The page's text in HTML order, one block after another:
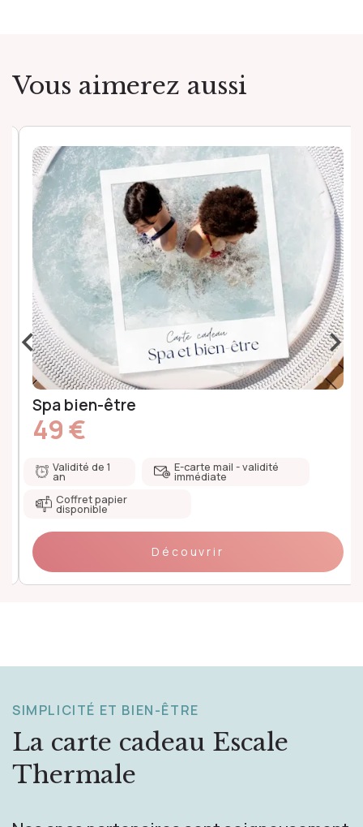
Vous aimerez aussi
Spa bien-être
49 €
Validité de 1
an
E-carte mail - validité
immédiate
Coffret papier
disponible
Découvrir
‹ ›
SIMPLICITÉ ET BIEN-ÊTRE
La carte cadeau Escale
Thermale